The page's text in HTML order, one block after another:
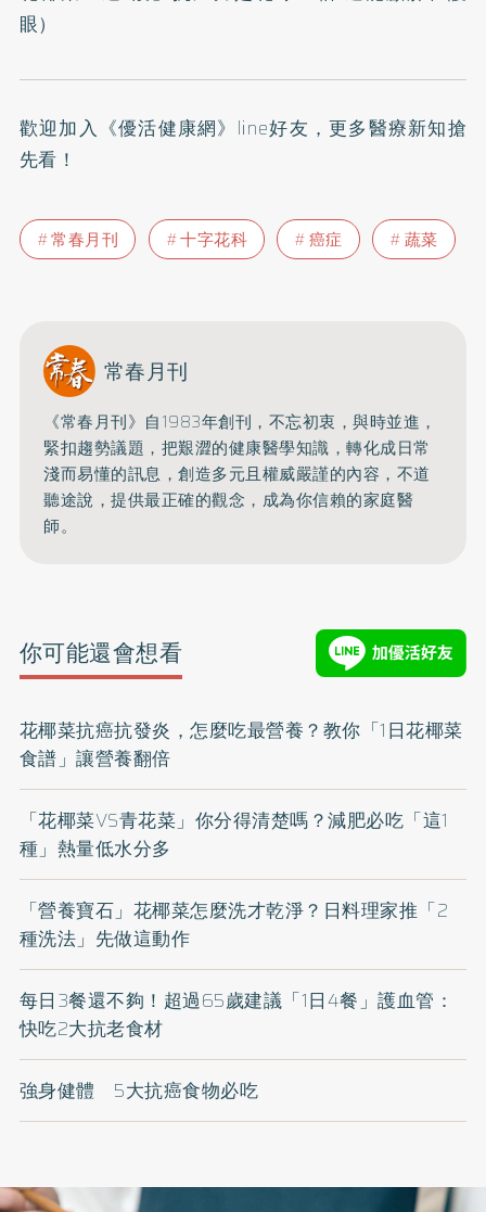
眼）
歡迎加入 《優活健康網》line好友 ，更多醫療新知搶
先看！
常春月刊 十字花科 癌症 蔬菜
常春月刊
《常春月刊》自1983年創刊，不忘初衷，與時並進，
緊扣趨勢議題，把艱澀的健康醫學知識，轉化成日常
淺而易懂的訊息，創造多元且權威嚴謹的內容， 不道
聽途說，提供最正確的觀念，成為你信賴的家庭醫
師。
你可能還會想看
花椰菜抗癌抗發炎，怎麼吃最營養？教你「1日花椰菜
食譜」讓營養翻倍
「花椰菜VS青花菜」你分得清楚嗎？減肥必吃「這1
種」熱量低水分多
「營養寶石」花椰菜怎麼洗才乾淨？日料理家推「2
種洗法」先做這動作
每日3餐還不夠！超過65歲建議「1日4餐」護血管：
快吃2大抗老食材
強身健體 5大抗癌食物必吃